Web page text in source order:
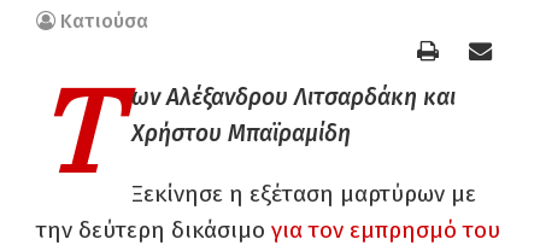
Κατιούσα
Τ
ων Αλέξανδρου Λιτσαρδάκη και
Χρήστου Μπαϊραμίδη
Ξεκίνησε η εξέταση μαρτύρων με
την δεύτερη δικάσιμο για τον εμπρησμό του